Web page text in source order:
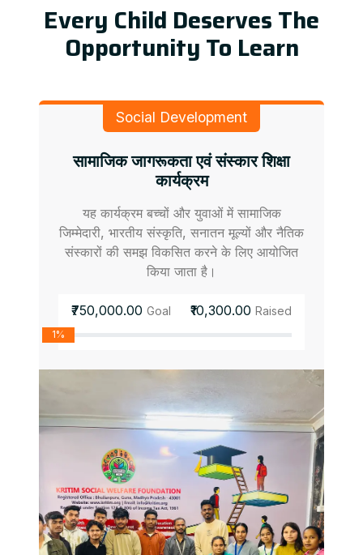
Every Child Deserves The
Opportunity To Learn
Social Development
सामाजिक जागरूकता एवं संस्कार शिक्षा
कार्यक्रम
यह कार्यक्रम बच्चों और युवाओं में सामाजिक
जिम्मेदारी, भारतीय संस्कृति, सनातन मूल्यों और नैतिक
संस्कारों की समझ विकसित करने के लिए आयोजित
किया जाता है।
₹750,000.00 Goal ₹10,300.00 Raised
1%